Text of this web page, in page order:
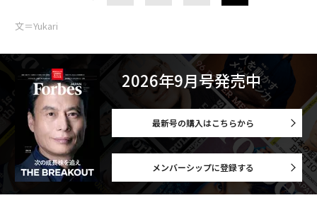
文＝Yukari
2026年9月号発売中
最新号の購入はこちらから
メンバーシップに登録する